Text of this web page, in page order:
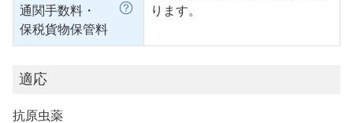
通関手数料・
保税貨物保管料
ります。
適応
抗原虫薬